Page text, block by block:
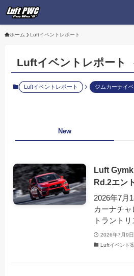
ホーム Luftイベントレポート
Luftイベントレポート
Luftイベントレポート ジムカーナイ
New
Luft
Rd.2エン
2026年7月
カーナチ
トラントリ
2026年7月9日
Luftイベント